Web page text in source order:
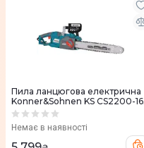
Пила ланцюгова електрична
Konner&Sohnen KS CS2200-16
40см 2200Вт
Немає в наявності